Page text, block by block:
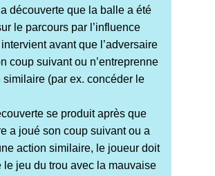
la découverte que la balle a été
le parcours par l’influence
avant que l’adversaire
coup suivant ou n’entreprenne
similaire (par ex. concéder le
se produit après que
a joué son coup suivant ou a
action similaire, le joueur doit
le jeu du trou avec la mauvaise